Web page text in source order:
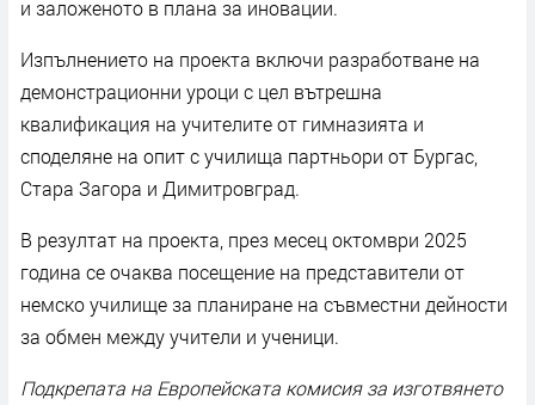
и заложеното в плана за иновации.
Изпълнението на проекта включи разработване на
демонстрационни уроци с цел вътрешна
квалификация на учителите от гимназията и
споделяне на опит с училища партньори от Бургас,
Стара Загора и Димитровград.
В резултат на проекта, през месец октомври 2025
година се очаква посещение на представители от
немско училище за планиране на съвместни дейности
за обмен между учители и ученици.
Подкрепата на Европейската комисия за изготвянето